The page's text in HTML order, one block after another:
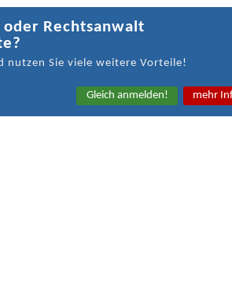
Rechtsanwalt
nutzen Sie viele weitere Vorteile!
Gleich anmelden! mehr